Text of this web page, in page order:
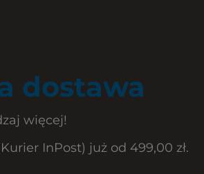
dostawa
więcej!
InPost) już od 499,00 zł.